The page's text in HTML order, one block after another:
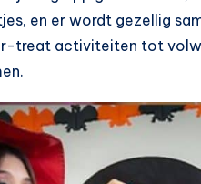
en er wordt gezellig
treat activiteiten tot